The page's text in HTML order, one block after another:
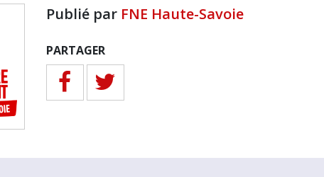
Publié par FNE Haute-Savoie
PARTAGER